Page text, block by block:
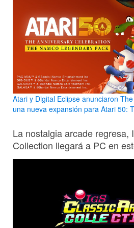
Atari y Digital Eclipse anunciaron
una nueva expansión para Atari 50:
La nostalgia arcade regresa,
Collection llegará a PC en